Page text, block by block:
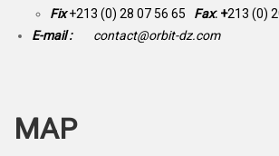
Fix +213 (0) 28 07 56 65 Fax: +213 (0)
E-mail :
contact@orbit-dz.com
MAP